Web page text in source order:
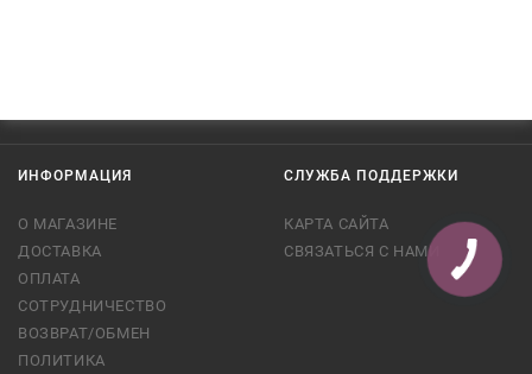
ИНФОРМАЦИЯ
О МАГАЗИНЕ
ДОСТАВКА
ОПЛАТА
СОТРУДНИЧЕСТВО
ВОЗВРАТ/ОБМЕН
ПОЛИТИКА
СЛУЖБА ПОДДЕРЖКИ
КАРТА САЙТА
СВЯЗАТЬСЯ С НАМИ